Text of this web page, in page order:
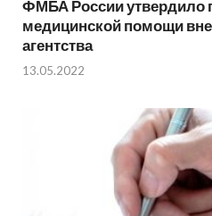
ФМБА России утвердило
медицинской помощи
агентства
13.05.2022